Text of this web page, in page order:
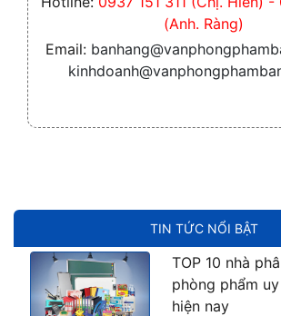
TIN TỨC NỔI BẬT
TOP 10 nhà
phòng phẩm
hiện nay
(Anh. Ràng)
Email: